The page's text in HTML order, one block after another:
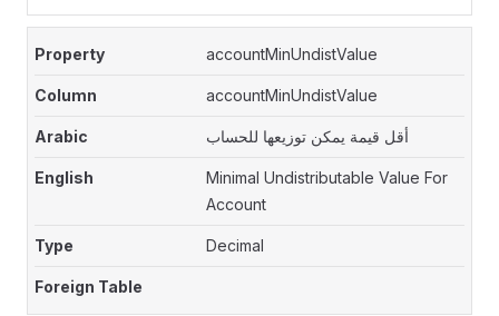
accountMinUndistValue
accountMinUndistValue
أقل قيمة يمكن توزيعها للحساب
Minimal Undistributable Value For
Account
Decimal